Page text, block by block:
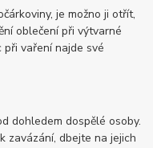
je možno ji otřít,
oblečení při výtvarné
vaření najde své
dohledem dospělé osoby.
zavázání, dbejte na jejich